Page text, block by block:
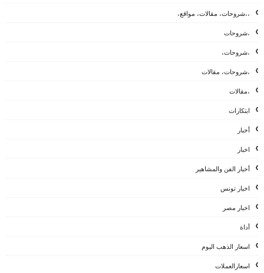
،،شروحات، مقالات، مواقع،
،شروحات
،شروحات،
،شروحات، مقالات
،مقالات
ابتكارات
أخبار
اخبار
أخبار الفن والمشاهير
اخبار تونس
اخبار مصر
أداة
اسعار الذهب اليوم
اسعارالعملات